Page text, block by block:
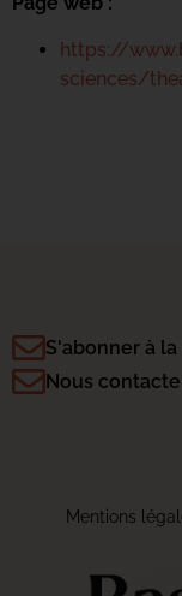
https://
sciences/
S'abonner à
Nous
Mentions